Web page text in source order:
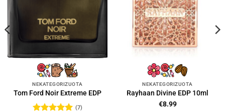
NEKATEGORIZUOTA
Tom Ford Noir Extreme EDP
(7)
NEKATEGORIZUOTA
Rayhaan Divine EDP 10ml
€8.99